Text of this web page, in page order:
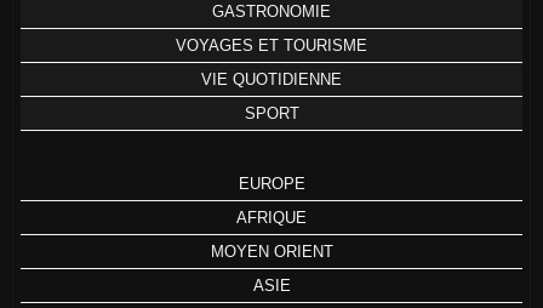
GASTRONOMIE
VOYAGES ET TOURISME
VIE QUOTIDIENNE
SPORT
EUROPE
AFRIQUE
MOYEN ORIENT
ASIE